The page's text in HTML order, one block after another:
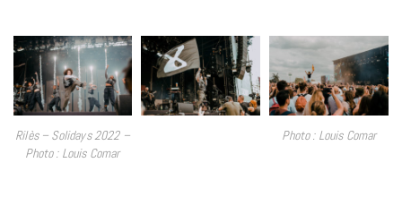
Rilès – Solidays 2022 –
Photo : Louis Comar
Photo : Louis Comar